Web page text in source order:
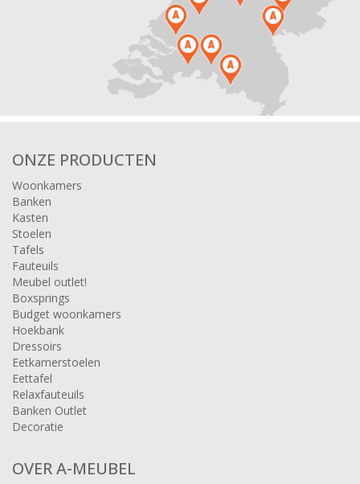
ONZE PRODUCTEN
Woonkamers
Banken
Kasten
Stoelen
Tafels
Fauteuils
Meubel outlet!
Boxsprings
Budget woonkamers
Hoekbank
Dressoirs
Eetkamerstoelen
Eettafel
Relaxfauteuils
Banken Outlet
Decoratie
OVER A-MEUBEL